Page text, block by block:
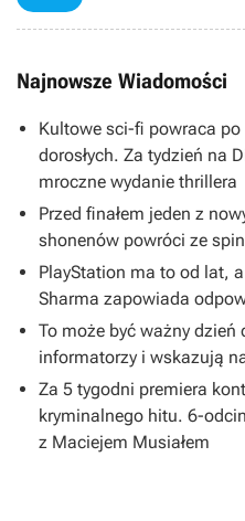
Najnowsze Wiadomości
Kultowe sci-fi powraca
dorosłych. Za tydzień na
mroczne wydanie thrillera
Przed finałem jeden z
shonenów powróci ze
PlayStation ma to od lat,
Sharma zapowiada
To może być ważny dzień
informatorzy i wskazują
Za 5 tygodni premiera
kryminalnego hitu. 6-
z Maciejem Musiałem